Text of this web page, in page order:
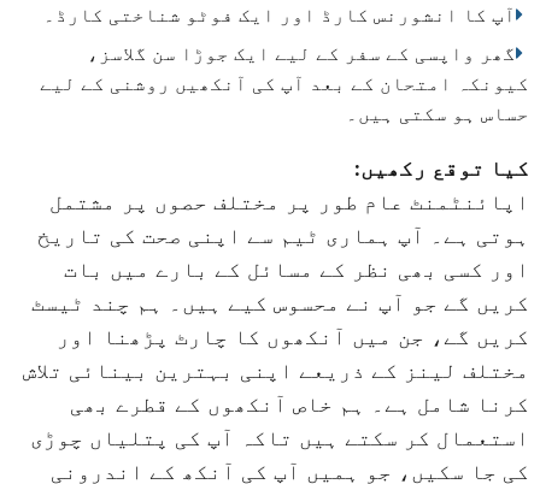
آپ کا انشورنس کارڈ اور ایک فوٹو شناختی کارڈ۔
گھر واپسی کے سفر کے لیے ایک جوڑا سن گلاسز،
کیونکہ امتحان کے بعد آپ کی آنکھیں روشنی کے لیے
حساس ہو سکتی ہیں۔
کیا توقع رکھیں:
اپائنٹمنٹ عام طور پر مختلف حصوں پر مشتمل
ہوتی ہے۔ آپ ہماری ٹیم سے اپنی صحت کی تاریخ
اور کسی بھی نظر کے مسائل کے بارے میں بات
کریں گے جو آپ نے محسوس کیے ہیں۔ ہم چند ٹیسٹ
کریں گے، جن میں آنکھوں کا چارٹ پڑھنا اور
مختلف لینز کے ذریعے اپنی بہترین بینائی تلاش
کرنا شامل ہے۔ ہم خاص آنکھوں کے قطرے بھی
استعمال کر سکتے ہیں تاکہ آپ کی پتلیاں چوڑی
کی جا سکیں، جو ہمیں آپ کی آنکھ کے اندرونی